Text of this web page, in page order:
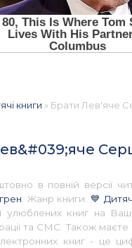
книги » Брати Лев'яче
в повній версії
. Жанр книги:💙
улюблених книг на
та СМС. Також маєте
книг - це